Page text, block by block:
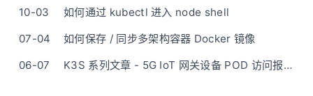
10-03
如何通过 kubectl 进入 node shell
07-04
如何保存 / 同步多架构容器 Docker 镜像
06-07
K3S 系列文章 - 5G IoT 网关设备 POD 访问报错 DNS 'i/o timeout' 分析与解决